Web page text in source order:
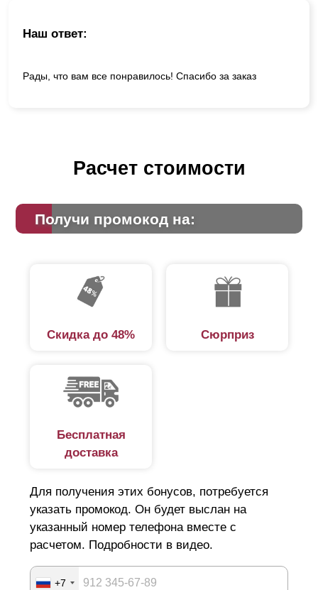
Наш ответ:
Рады, что вам все понравилось! Спасибо за заказ
Расчет стоимости
Получи промокод на:
Скидка до 48% Сюрприз
Бесплатная
доставка
Для получения этих бонусов, потребуется
указать промокод. Он будет выслан на
указанный номер телефона вместе с
расчетом. Подробности в видео.
+7